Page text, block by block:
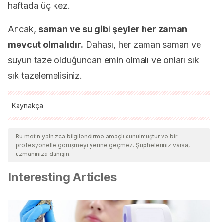
haftada üç kez.
Ancak, saman ve su gibi şeyler her zaman
mevcut olmalıdır. Dahası, her zaman saman ve
suyun taze olduğundan emin olmalı ve onları sık
sık tazelemelisiniz.
Kaynakça
Tüm alıntı yapılan kaynaklar, kalitelerini, güvenilirliklerini,
güncelliklerini ve geçerliliklerini sağlamak için ekibimiz
tarafından derinlemesine incelendi. Bu makalenin bibliyografisi
kabul edildi.
Blas, C., & Wiseman, J. (Eds.). (2010).Nutrition of the
Rabbit. CABI.
Carabaño, R., Rebollar, P. G., Gómez-Conde, M. S.,
Bu metin yalnızca bilgilendirme amaçlı sunulmuştur ve bir
profesyonelle görüşmeyi yerine geçmez. Şüpheleriniz varsa,
uzmanınıza danışın.
Interesting Articles